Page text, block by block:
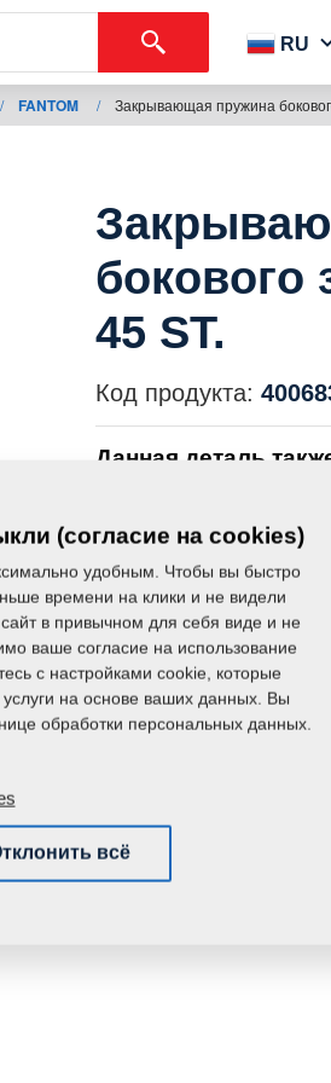
RU
/ FANTOM / Закрывающая пружина
бокового
45 ST.
Код продукта:
Данная деталь
FANTOM
Вес:
(согласие на cookies)
удобным. Чтобы вы быстро
времени на клики и не видели
в привычном для себя виде и не
ваше согласие на использование
с настройками cookie, которые
на основе ваших данных. Вы
обработки персональных данных.
всё